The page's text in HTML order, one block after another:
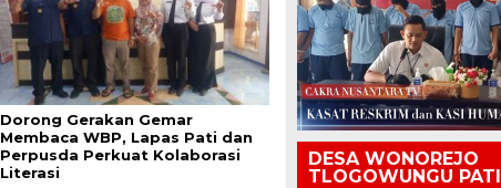
Dorong Gerakan Gemar
Membaca WBP, Lapas Pati dan
Perpusda Perkuat Kolaborasi
Literasi
DESA WONOREJO
TLOGOWUNGU PATI